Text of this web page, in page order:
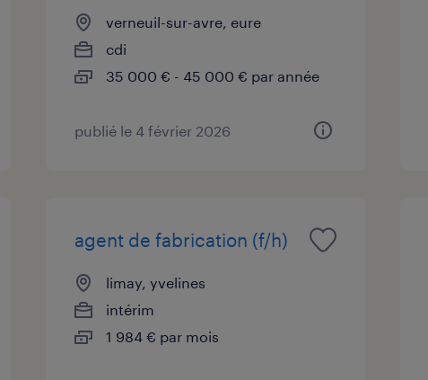
verneuil-sur-avre, eure
cdi
35 000 € - 45 000 € par année
publié le 4 février 2026
agent de fabrication (f/h)
limay, yvelines
intérim
1 984 € par mois